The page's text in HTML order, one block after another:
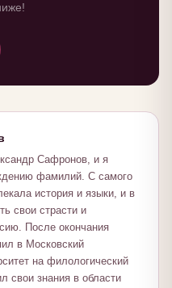
Сафронов, и я
фамилий. С самого
история и языки, и в
свои страсти и
После окончания
в Московский
на филологический
свои знания в области